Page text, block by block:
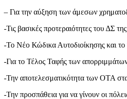
– Για την αύξηση των άμεσων
-Τις βασικές προτεραιότητες του ΔΣ
-Το Νέο Κώδικα Αυτοδιοίκησης και το
-Για το Τέλος Ταφής των
-Την αποτελεσματικότητα των ΟΤΑ
-Την προσπάθεια για να γίνουν οι